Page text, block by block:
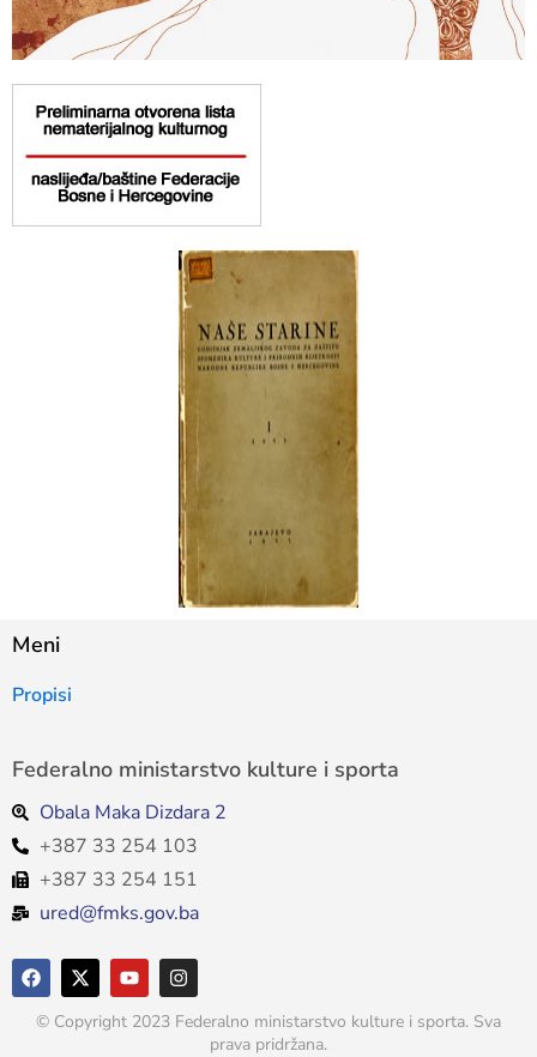
Meni
Propisi
Federalno ministarstvo kulture i sporta
Obala Maka Dizdara 2
+387 33 254 103
+387 33 254 151
ured@fmks.gov.ba
© Copyright 2023 Federalno ministarstvo kulture i sporta. Sva
prava pridržana.